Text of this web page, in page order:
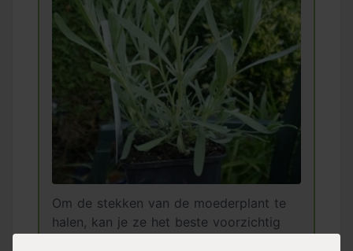
Om de stekken van de moederplant te
halen, kan je ze het beste voorzichtig